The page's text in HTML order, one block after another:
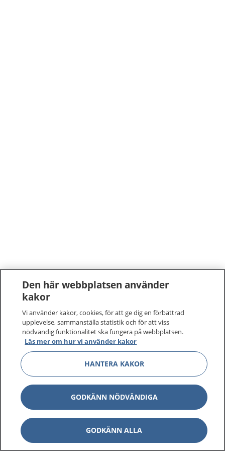
Den här webbplatsen använder
kakor
Vi använder kakor, cookies, för att ge dig en förbättrad
upplevelse, sammanställa statistik och för att viss
nödvändig funktionalitet ska fungera på webbplatsen.
Läs mer om hur vi använder kakor
HANTERA KAKOR
GODKÄNN NÖDVÄNDIGA
GODKÄNN ALLA